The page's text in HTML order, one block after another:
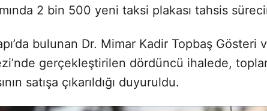
2 bin 500 yeni taksi plakası tahsis
bulunan Dr. Mimar Kadir Topbaş Gösteri
gerçekleştirilen dördüncü ihalede,
satışa çıkarıldığı duyuruldu.